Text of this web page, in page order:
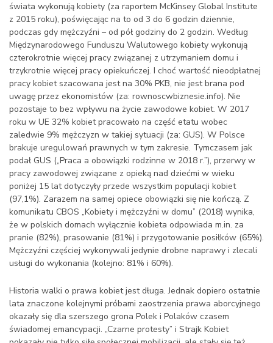
świata wykonują kobiety (za raportem McKinsey Global Institute
z 2015 roku), poświęcając na to od 3 do 6 godzin dziennie,
podczas gdy mężczyźni – od pół godziny do 2 godzin. Według
Międzynarodowego Funduszu Walutowego kobiety wykonują
czterokrotnie więcej pracy związanej z utrzymaniem domu i
trzykrotnie więcej pracy opiekuńczej. I choć wartość nieodpłatnej
pracy kobiet szacowana jest na 30% PKB, nie jest brana pod
uwagę przez ekonomistów (za: rownoscwbiznesie.info). Nie
pozostaje to bez wpływu na życie zawodowe kobiet. W 2017
roku w UE 32% kobiet pracowało na część etatu wobec
zaledwie 9% mężczyzn w takiej sytuacji (za: GUS). W Polsce
brakuje uregulowań prawnych w tym zakresie. Tymczasem jak
podał GUS („Praca a obowiązki rodzinne w 2018 r.”), przerwy w
pracy zawodowej związane z opieką nad dziećmi w wieku
poniżej 15 lat dotyczyły przede wszystkim populacji kobiet
(97,1%). Zarazem na samej opiece obowiązki się nie kończą. Z
komunikatu CBOS „Kobiety i mężczyźni w domu” (2018) wynika,
że w polskich domach wyłącznie kobieta odpowiada m.in. za
pranie (82%), prasowanie (81%) i przygotowanie posiłków (65%).
Mężczyźni częściej wykonywali jedynie drobne naprawy i zlecali
usługi do wykonania (kolejno: 81% i 60%).
Historia walki o prawa kobiet jest długa. Jednak dopiero ostatnie
lata znaczone kolejnymi próbami zaostrzenia prawa aborcyjnego
okazały się dla szerszego grona Polek i Polaków czasem
świadomej emancypacji. „Czarne protesty” i Strajk Kobiet